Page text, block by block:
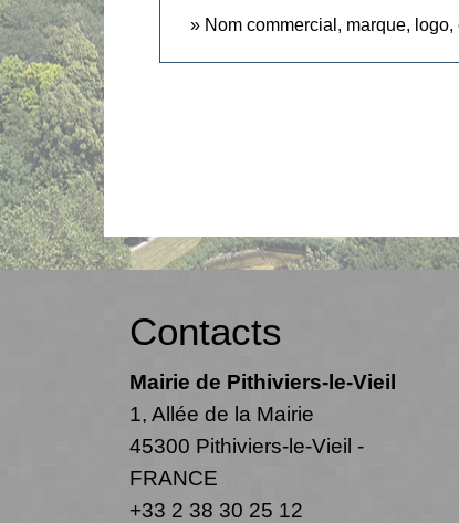
Nom commercial, marque,
Contacts
Mairie de Pithiviers-le-Vieil
1, Allée de la Mairie
45300 Pithiviers-le-Vieil -
FRANCE
+33 2 38 30 25 12